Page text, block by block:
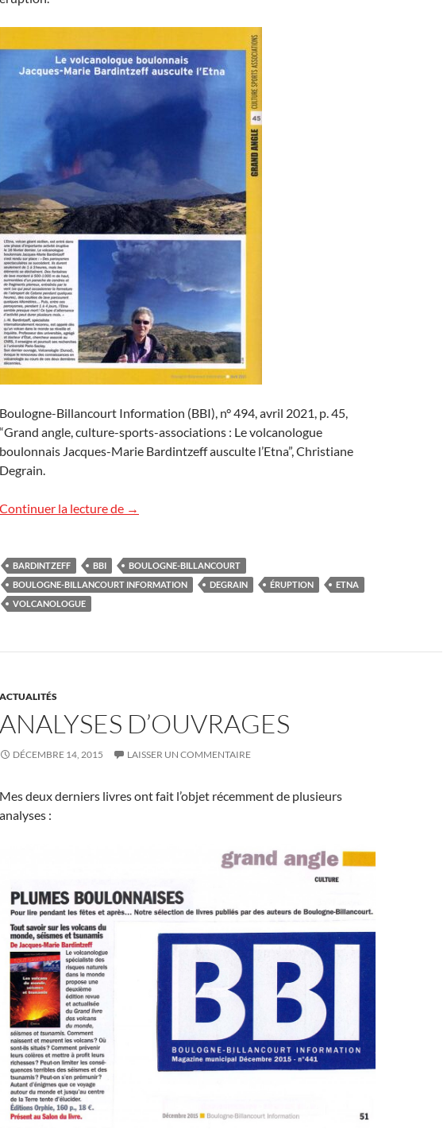
Boulogne-Billancourt Information (BBI), n° 494, avril 2021, p. 45,
“Grand angle, culture-sports-associations : Le volcanologue
boulonnais Jacques-Marie Bardintzeff ausculte l’Etna”, Christiane
Degrain.
Continuer la lecture de L’Etna dans le BBI
→
BARDINTZEFF BBI
BOULOGNE-BILLANCOURT
BOULOGNE-BILLANCOURT INFORMATION
DEGRAIN ÉRUPTION
ETNA
VOLCANOLOGUE
ACTUALITÉS
ANALYSES D’OUVRAGES
DÉCEMBRE 14, 2015 LAISSER UN COMMENTAIRE
Mes deux derniers livres ont fait l’objet récemment de plusieurs
analyses :